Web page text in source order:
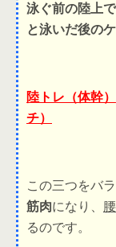
泳ぐ前の陸上
と泳いだ後の
陸トレ（体幹）
チ）
この三つをバ
筋肉になり、
るのです。